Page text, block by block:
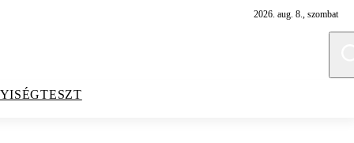
2026. aug. 8., szombat